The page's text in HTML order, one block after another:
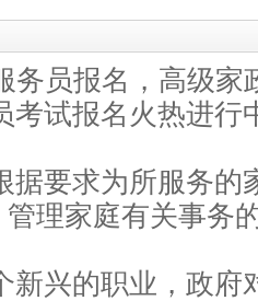
务员报名，高级家
考试报名火热进行
据要求为所服务的
理家庭有关事务
新兴的职业，政府